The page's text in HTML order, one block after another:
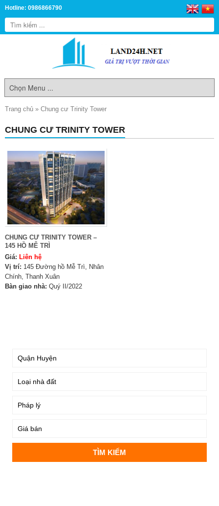
Hotline: 0986866790
Trang chủ » Chung cư Trinity Tower
CHUNG CƯ TRINITY TOWER
CHUNG CƯ TRINITY TOWER –
145 HỒ MỄ TRÌ
Giá: Liên hệ
Vị trí: 145 Đường hồ Mễ Trì, Nhân
Chính, Thanh Xuân
Bàn giao nhà: Quý II/2022